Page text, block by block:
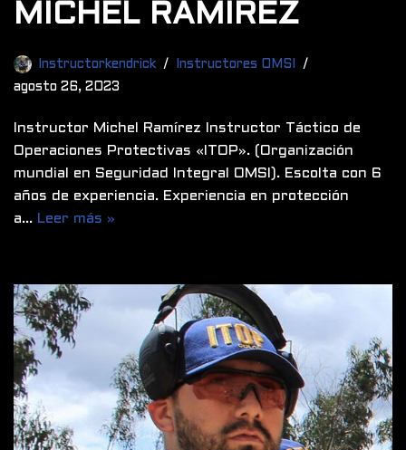
MICHEL RAMÍREZ
Instructorkendrick
Instructores OMSI
agosto 26, 2023
Instructor Michel Ramírez Instructor Táctico de
Operaciones Protectivas «ITOP». (Organización
mundial en Seguridad Integral OMSI). Escolta con 6
años de experiencia. Experiencia en protección
a… Leer más »